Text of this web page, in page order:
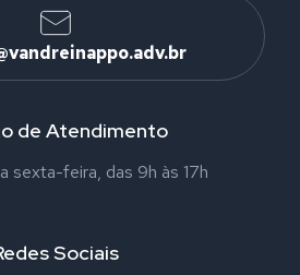
de Atendimento
sexta-feira, das 9h às 17h
Sociais